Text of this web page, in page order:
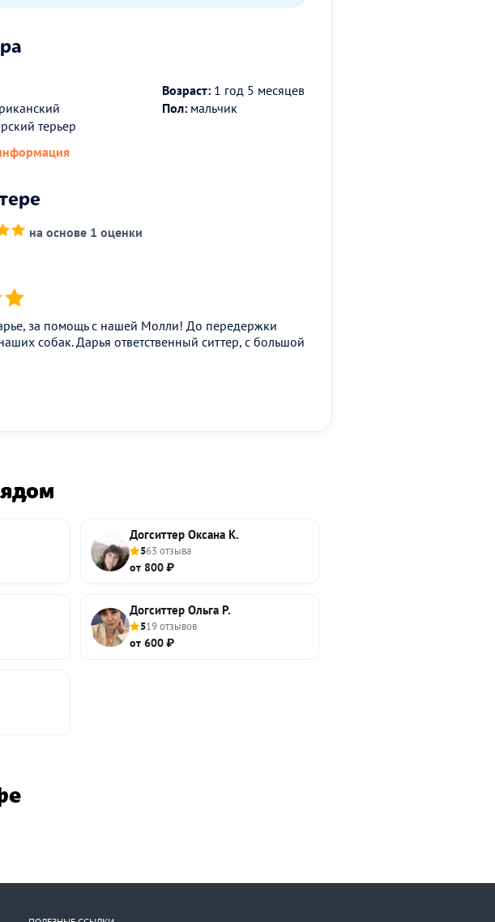
терьер
Возраст: 1 год 5 месяцев
Пол: мальчик
на основе 1 оценки
(*)
за помощь с нашей Молли! До передержки
собак. Дарья ответственный ситтер, с большой
Догситтер Оксана К.
563 отзыва
от 800 ₽
Догситтер Ольга Р.
519 отзывов
от 600 ₽